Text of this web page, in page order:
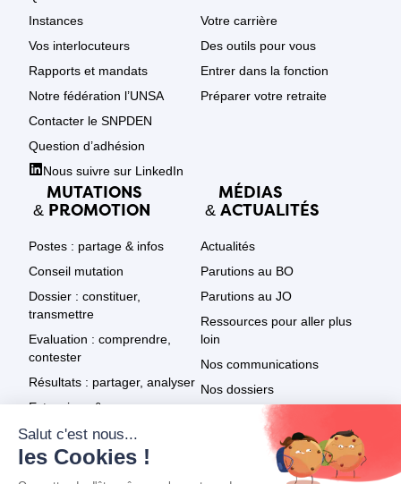
Instances
Vos interlocuteurs
Rapports et mandats
Notre fédération l’UNSA
Contacter le SNPDEN
Question d’adhésion
Nous suivre sur LinkedIn
Votre carrière
Des outils pour vous
Entrer dans la fonction
Préparer votre retraite
MUTATIONS
& PROMOTION
Postes : partage & infos
Conseil mutation
Dossier : constituer,
transmettre
Evaluation : comprendre,
contester
Résultats : partager, analyser
Extensions & recours
Promotion : textes
Promotion : résultats
MÉDIAS
& ACTUALITÉS
Actualités
Parutions au BO
Parutions au JO
Ressources pour aller plus
loin
Nos communications
Nos dossiers
Le SNPDEN dans les médias
Tout voir